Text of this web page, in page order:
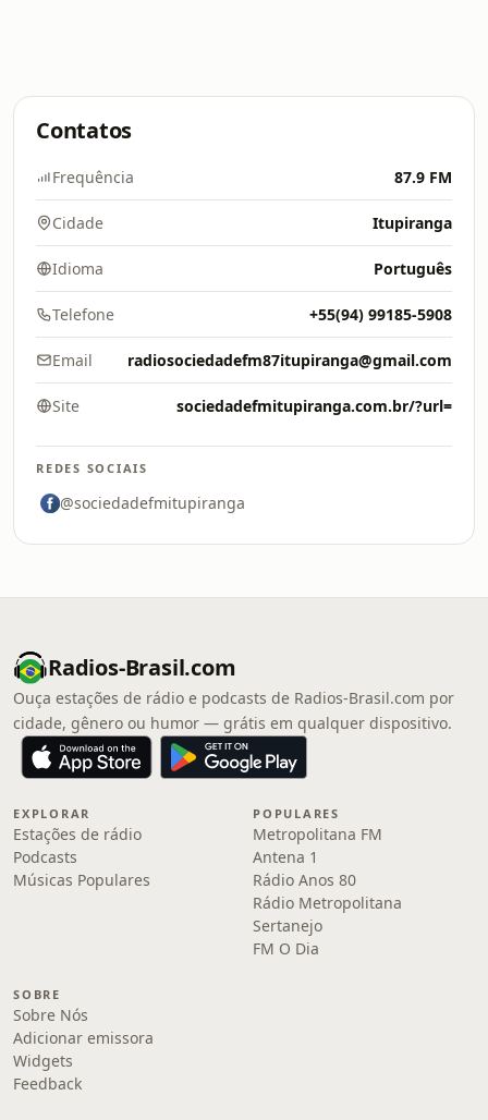
Contatos
Frequência 87.9 FM
Cidade Itupiranga
Idioma Português
Telefone +55(94) 99185-5908
Email radiosociedadefm87itupiranga@gmail.com
Site sociedadefmitupiranga.com.br/?url=
REDES SOCIAIS
@sociedadefmitupiranga
Radios-Brasil.com
Ouça estações de rádio e podcasts de Radios-Brasil.com por
cidade, gênero ou humor — grátis em qualquer dispositivo.
EXPLORAR
Estações de rádio
Podcasts
Músicas Populares
POPULARES
Metropolitana FM
Antena 1
Rádio Anos 80
Rádio Metropolitana
Sertanejo
FM O Dia
SOBRE
Sobre Nós
Adicionar emissora
Widgets
Feedback